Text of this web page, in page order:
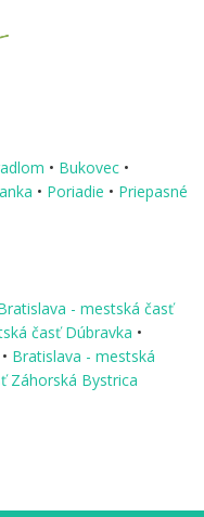
• Bukovec •
• Poriadie • Priepasné
- mestská časť
časť Dúbravka •
• Bratislava - mestská
Záhorská Bystrica